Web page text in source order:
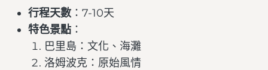
行程天數 ：7-10天
特色景點 ：
巴里島：文化、海灘
洛姆波克：原始風情